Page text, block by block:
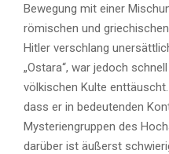
Bewegung mit einer
römischen und
Hitler verschlang
„Ostara“, war jedoch
völkischen Kulte
dass er in bedeutenden
Mysteriengruppen des
darüber ist äußerst